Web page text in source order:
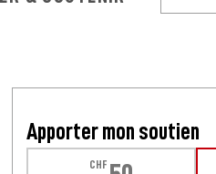
Apporter mon soutien
CHF